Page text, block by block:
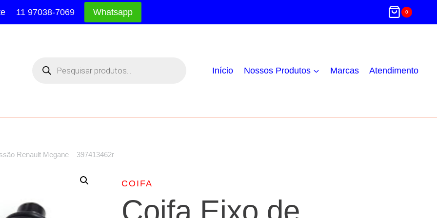
11 97038-7069 Whatsapp 0
produtos
Início Nossos Produtos Marcas Atendimento
Renault Megane – 397413462r
COIFA
Coifa Eixo de